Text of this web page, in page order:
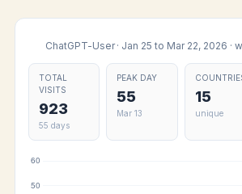
ChatGPT-User · Jan 25 to Mar 22, 2026 ·
TOTAL
VISITS
923
55 days
PEAK DAY
55
Mar 13
15
unique